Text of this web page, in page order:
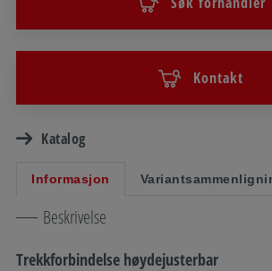
Kontakt
Katalog
Informasjon
Beskrivelse
Trekkforbindelse høydejusterbar